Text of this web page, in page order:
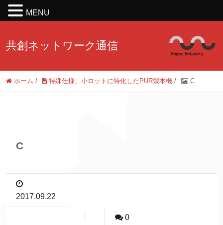
共創ネットワーク通信
ホーム / 特殊仕様、小ロットに特化したPUR製本機 / C
C
2017.09.22
0
MENU